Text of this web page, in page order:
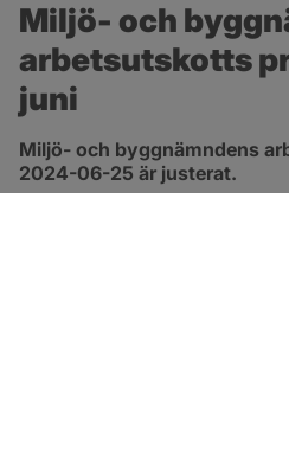
Miljö- och
arbetsutskotts
juni
Miljö- och byggnämndens
2024-06-25 är justerat.